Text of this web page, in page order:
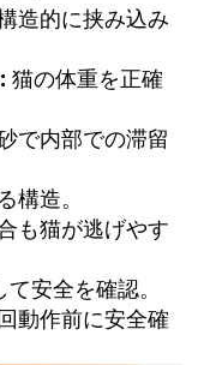
造的に挟み込み
猫の体重を正確
で内部での滞留
構造。
も猫が逃げやす
安全を確認。
動作前に安全確